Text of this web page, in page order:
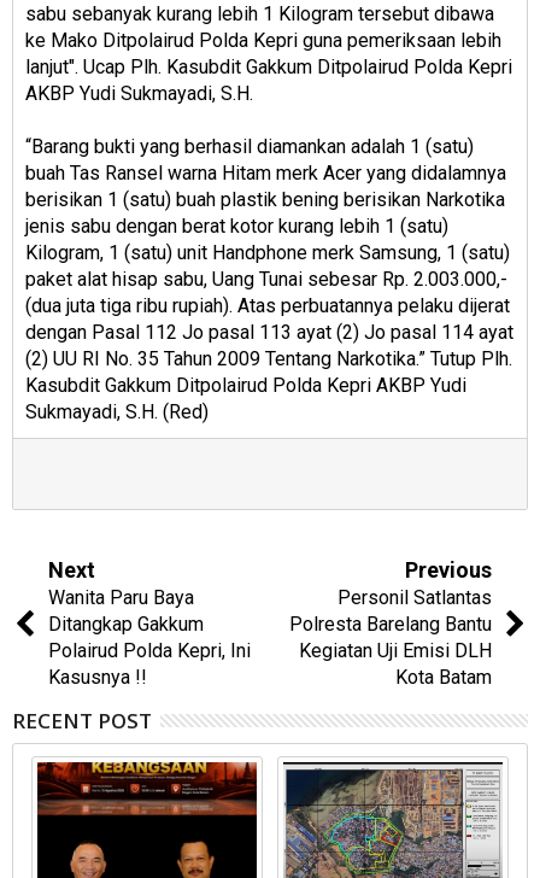
sabu sebanyak kurang lebih 1 Kilogram tersebut dibawa
ke Mako Ditpolairud Polda Kepri guna pemeriksaan lebih
lanjut". Ucap Plh. Kasubdit Gakkum Ditpolairud Polda Kepri
AKBP Yudi Sukmayadi, S.H.
“Barang bukti yang berhasil diamankan adalah 1 (satu)
buah Tas Ransel warna Hitam merk Acer yang didalamnya
berisikan 1 (satu) buah plastik bening berisikan Narkotika
jenis sabu dengan berat kotor kurang lebih 1 (satu)
Kilogram, 1 (satu) unit Handphone merk Samsung, 1 (satu)
paket alat hisap sabu, Uang Tunai sebesar Rp. 2.003.000,-
(dua juta tiga ribu rupiah). Atas perbuatannya pelaku dijerat
dengan Pasal 112 Jo pasal 113 ayat (2) Jo pasal 114 ayat
(2) UU RI No. 35 Tahun 2009 Tentang Narkotika.” Tutup Plh.
Kasubdit Gakkum Ditpolairud Polda Kepri AKBP Yudi
Sukmayadi, S.H. (Red)
Next
Wanita Paru Baya
Ditangkap Gakkum
Polairud Polda Kepri, Ini
Kasusnya !!
Previous
Personil Satlantas
Polresta Barelang Bantu
Kegiatan Uji Emisi DLH
Kota Batam
RECENT POST